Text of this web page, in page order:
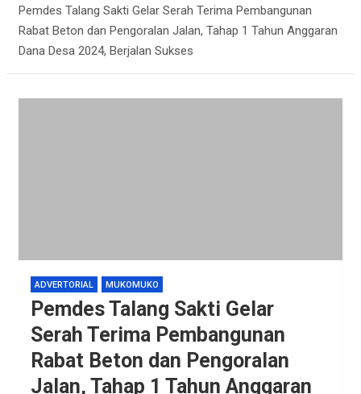
Pemdes Talang Sakti Gelar Serah Terima Pembangunan
Rabat Beton dan Pengoralan Jalan, Tahap 1 Tahun Anggaran
Dana Desa 2024, Berjalan Sukses
ADVERTORIAL MUKOMUKO
Pemdes Talang Sakti Gelar
Serah Terima Pembangunan
Rabat Beton dan Pengoralan
Jalan, Tahap 1 Tahun Anggaran